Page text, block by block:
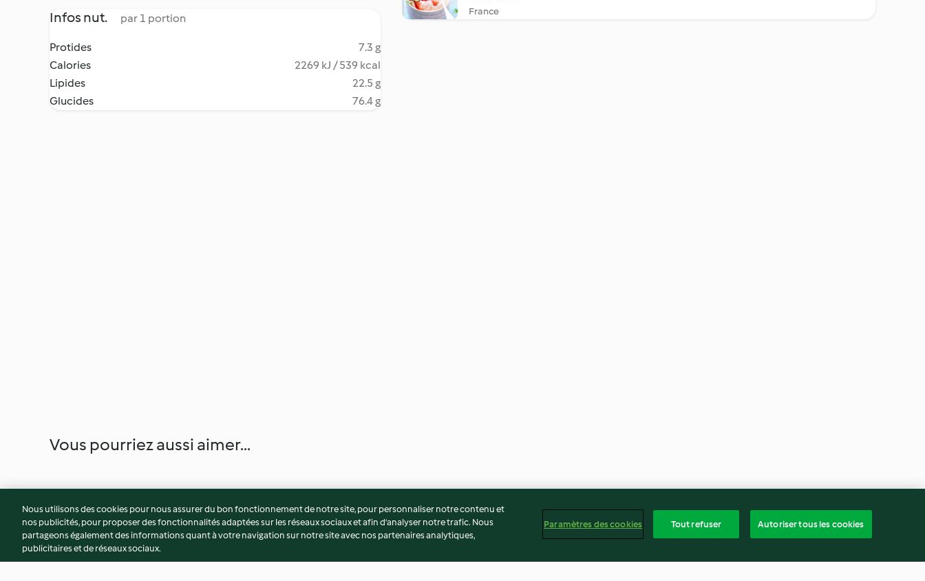
Infos nut. par 1 portion
Protides
7.3 g
Calories
2269 kJ / 539 kcal
Lipides
22.5 g
Glucides
76.4 g
France
Vous pourriez aussi aimer...
Nous utilisons des cookies pour nous assurer du bon fonctionnement de notre site, pour personnaliser notre contenu et
nos publicités, pour proposer des fonctionnalités adaptées sur les réseaux sociaux et afin d’analyser notre trafic. Nous
partageons également des informations quant à votre navigation sur notre site avec nos partenaires analytiques,
publicitaires et de réseaux sociaux.
Paramètres des cookies Tout refuser Autoriser tous les cookies